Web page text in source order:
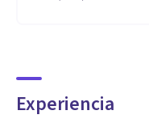
Experiencia